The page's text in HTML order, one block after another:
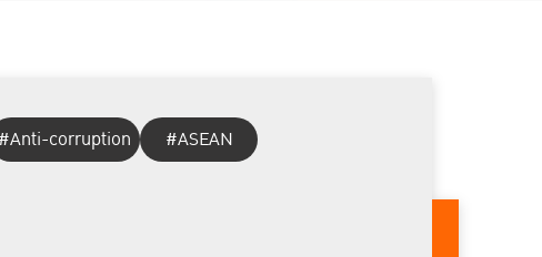
#Anti-corruption
#ASEAN